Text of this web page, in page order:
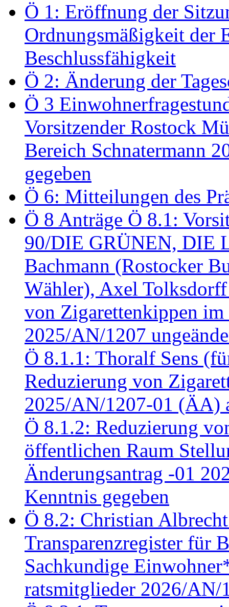
Ö 1: Eröffnung der
Ordnungsmäßigkeit der
Beschlussfähigkeit
Ö 2: Änderung der
Ö 3
Vorsitzender Rostock
Bereich Schnatermann
gegeben
Ö 6: Mitteilungen des
Ö 8 Anträge Ö 8.1:
90/DIE GRÜNEN, DIE
Bachmann (Rostocker
Wähler), Axel
von Zigarettenkippen
2025/AN/1207
Ö 8.1.1: Thoralf Sens
Reduzierung von
2025/AN/1207-01 (ÄA)
Ö 8.1.2: Reduzierung
öffentlichen Raum
Änderungsantrag -01
Kenntnis gegeben
Ö 8.2: Christian
Transparenzregister für
Sachkundige
ratsmitglieder 2026/AN/